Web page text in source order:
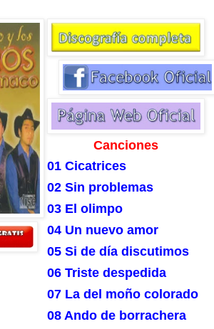
Canciones
01 Cicatrices
02 Sin problemas
03 El olimpo
04 Un nuevo amor
05 Si de día discutimos
06 Triste despedida
07 La del moño colorado
08 Ando de borrachera